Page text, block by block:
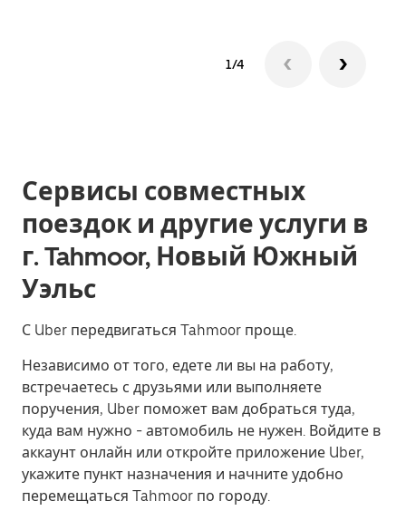
1/4
Сервисы совместных
поездок и другие услуги в
г. Tahmoor, Новый Южный
Уэльс
С Uber передвигаться Tahmoor проще.
Независимо от того, едете ли вы на работу,
встречаетесь с друзьями или выполняете
поручения, Uber поможет вам добраться туда,
куда вам нужно - автомобиль не нужен. Войдите в
аккаунт онлайн или откройте приложение Uber,
укажите пункт назначения и начните удобно
перемещаться Tahmoor по городу.